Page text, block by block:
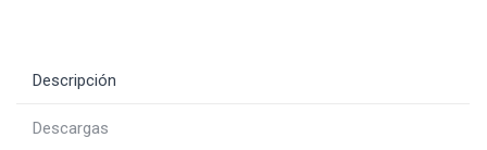
Descripción
Descargas